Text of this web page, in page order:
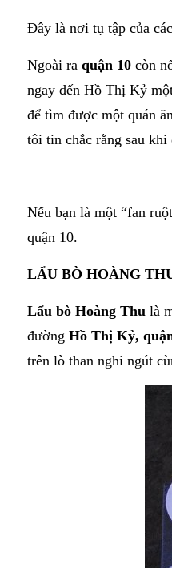
Đây là nơi tụ tập của
Ngoài ra quận 10còn
ngay đến Hồ Thị Kỷ
để tìm được một quán
tôi tin chắc rằng sau khi
Nếu bạn là một “fan
quận 10.
LẨU BÒ HOÀNG
Lẩu bò Hoàng Thulà
đường Hồ Thị Kỷ,
trên lò than nghi ngút